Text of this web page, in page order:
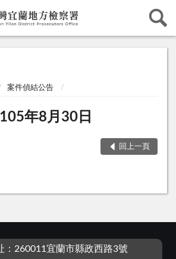
案件偵結公告
年8月30日
回上一頁
：260011宜蘭市縣政西路3號